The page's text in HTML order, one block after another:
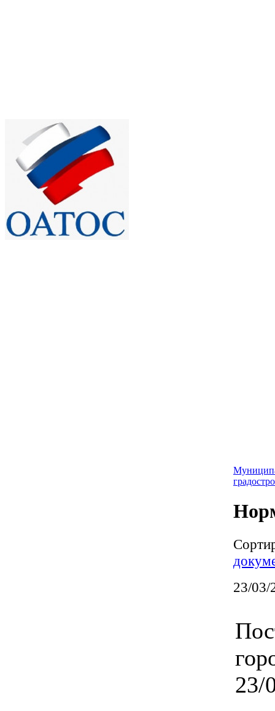
23/03/
23/